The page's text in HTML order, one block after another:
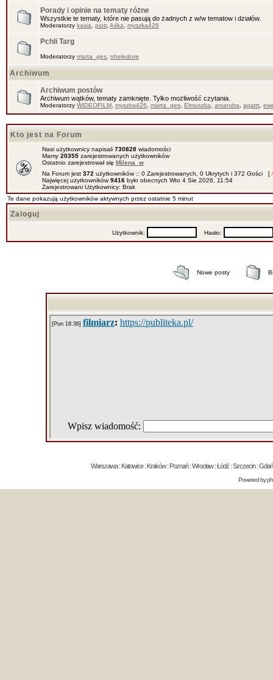
Porady i opinie na tematy różne
Wszystkie te tematy, które nie pasują do żadnych z w/w tematow i działów.
Moderatorzy kasia piotr, Aśka myszka426
Pchli Targ
Moderatorzy marta_ges nheledore
Archiwum
Archiwum postów
Archiwum wątków, tematy zamknięte. Tylko możliwość czytania.
Moderatorzy WIDEOFILM myszka426 marta_ges Elmuszka arsandra agattt
Kto jest na Forum
Nasi użytkownicy napisali 730828 wiadomości
Mamy 20355 zarejestrowanych użytkowników
Ostatnio zarejestrował się Milena_w
Na Forum jest 372 użytkowników :: 0 Zarejestrowanych, 0 Ukrytych i 372 Gości [
Najwięcej użytkowników9416 było obecnych Wto 4 Sie 2026, 11:54
Zarejestrowani Użytkownicy: Brak
Te dane pokazują użytkowników aktywnych przez ostatnie 5 minut
Zaloguj
Użytkownik: Hasło:
Nowe posty
Warszawa : Katowice : Kraków : Poznań : Wrocław : Łódź : Szczecin :
Powered by